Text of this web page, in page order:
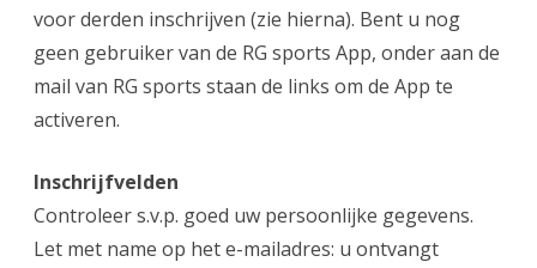
voor derden inschrijven (zie hierna). Bent u nog
geen gebruiker van de RG sports App, onder aan de
mail van RG sports staan de links om de App te
activeren.
Inschrijfvelden
Controleer s.v.p. goed uw persoonlijke gegevens.
Let met name op het e-mailadres: u ontvangt